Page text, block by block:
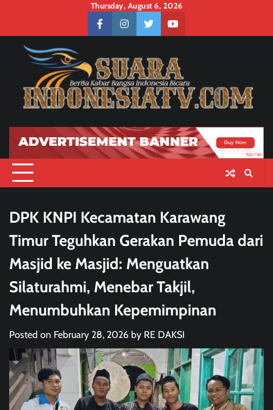
content
Thursday, August 6, 2026
facebookinstagramtwitteryoutube
DPK KNPI Kecamatan Karawang
Timur Teguhkan Gerakan Pemuda dari
Masjid ke Masjid: Menguatkan
Silaturahmi, Menebar Takjil,
Menumbuhkan Kepemimpinan
Posted on February 28, 2026 by RE DAKSI